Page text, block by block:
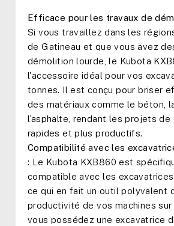
Efficace pour les travaux de
Si vous travaillez dans les
de Gatineau et que vous avez
démolition lourde, le Kubota
l'accessoire idéal pour vos
tonnes. Il est conçu pour briser
des matériaux comme le béton,
l’asphalte, rendant les projets
rapides et plus productifs.
Compatibilité avec les
: Le Kubota KXB860 est
compatible avec les
ce qui en fait un outil polyvalent
productivité de vos machines sur
vous possédez une excavatrice